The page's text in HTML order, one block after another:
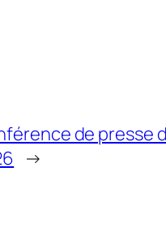
de presse
→